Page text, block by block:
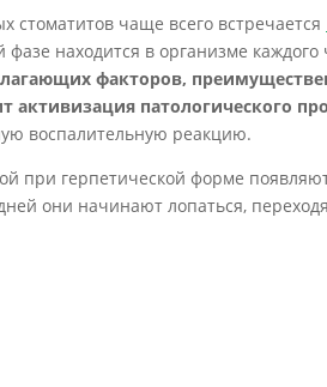
стоматитов чаще всего встречается
фазе находится в организме
факторов,
активизация патологического
воспалительную реакцию.
при герпетической форме
они начинают лопаться,